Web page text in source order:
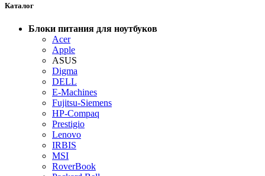
Каталог
Блоки питания для ноутбуков
Acer
Apple
ASUS
Digma
DELL
E-Machines
Fujitsu-Siemens
HP-Compaq
Prestigio
Lenovo
IRBIS
MSI
RoverBook